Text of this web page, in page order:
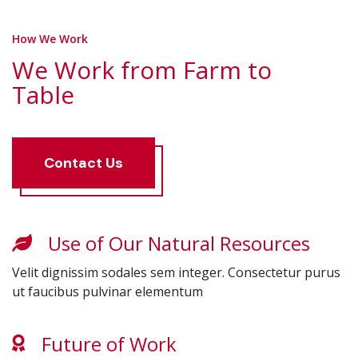
How We Work
We Work from Farm to
Table
Contact Us
Use of Our Natural Resources
Velit dignissim sodales sem integer. Consectetur purus
ut faucibus pulvinar elementum
Future of Work